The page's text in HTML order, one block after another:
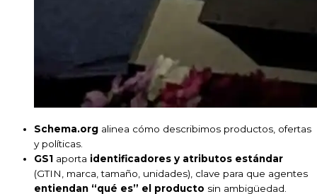
Schema.org alinea cómo describimos productos, ofertas
y políticas.
GS1 aporta identificadores y atributos estándar
(GTIN, marca, tamaño, unidades), clave para que agentes
entiendan “qué es” el producto sin ambigüedad.